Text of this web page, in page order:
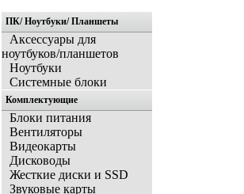
ПК/ Ноутбуки/ Планшеты
Аксессуары для
ноутбуков/планшетов
Ноутбуки
Системные блоки
Комплектующие
Блоки питания
Вентиляторы
Видеокарты
Дисководы
Жесткие диски и SSD
Звуковые карты